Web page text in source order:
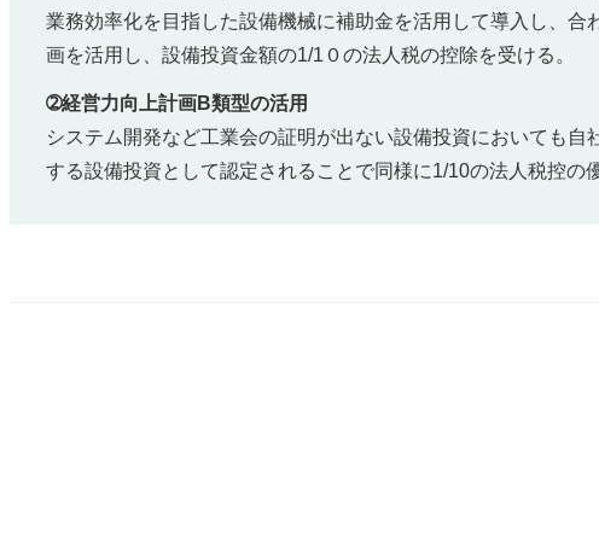
業務効率化を目指した設備機械に補助金を活用して導入し、合
画を活用し、設備投資金額の1/1０の法人税の控除を受ける。
➁経営力向上計画B類型の活用
システム開発など工業会の証明が出ない設備投資においても自
する設備投資として認定されることで同様に1/10の法人税控の